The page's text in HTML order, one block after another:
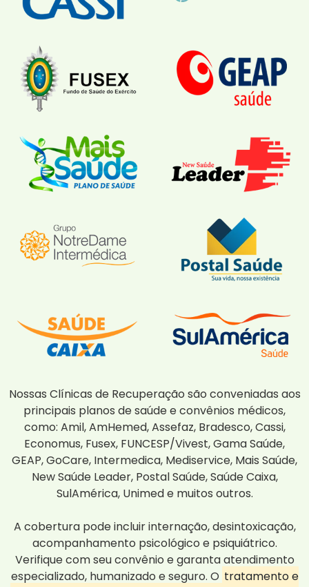
Nossas Clínicas de Recuperação são conveniadas aos
principais planos de saúde e convênios médicos,
como: Amil, AmHemed, Assefaz, Bradesco, Cassi,
Economus, Fusex, FUNCESP/Vivest, Gama Saúde,
GEAP, GoCare, Intermedica, Mediservice, Mais Saúde,
New Saúde Leader, Postal Saúde, Saúde Caixa,
SulAmérica, Unimed e muitos outros.
A cobertura pode incluir internação, desintoxicação,
acompanhamento psicológico e psiquiátrico.
Verifique com seu convênio e garanta atendimento
especializado, humanizado e seguro. O tratamento e